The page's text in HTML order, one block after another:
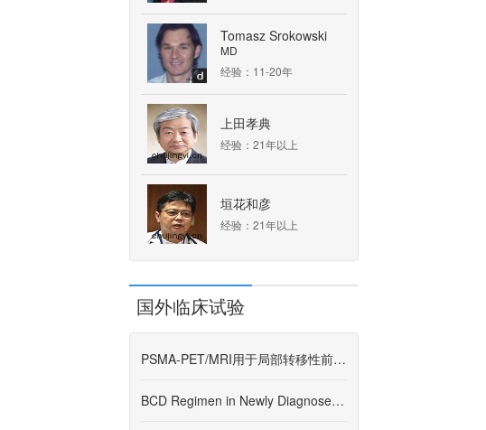
Tomasz Srokowski
MD
经验：11-20年
上田孝典
经验：21年以上
垣花和彦
经验：21年以上
国外临床试验
PSMA-PET/MRI用于局部转移性前列腺癌患者的放射治疗计划：一项试点研究
BCD Regimen in Newly Diagnosed Idiopathic Multicentric Castleman's Disease (iMCD)